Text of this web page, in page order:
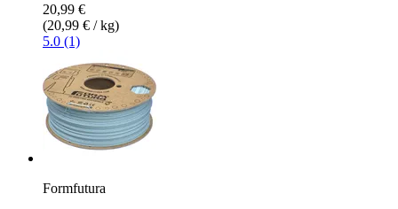
20,99 €
(20,99 € / kg)
5.0 (1)
Formfutura